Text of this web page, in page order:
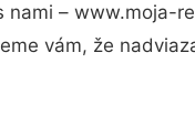
– www.moja-
vám, že